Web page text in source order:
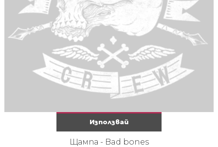
Използвай
Щампа - Bad bones